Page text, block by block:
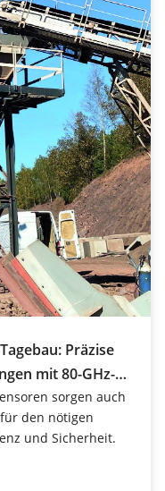
Präzise
mit 80-GHz-
sorgen auch
den nötigen
und Sicherheit.